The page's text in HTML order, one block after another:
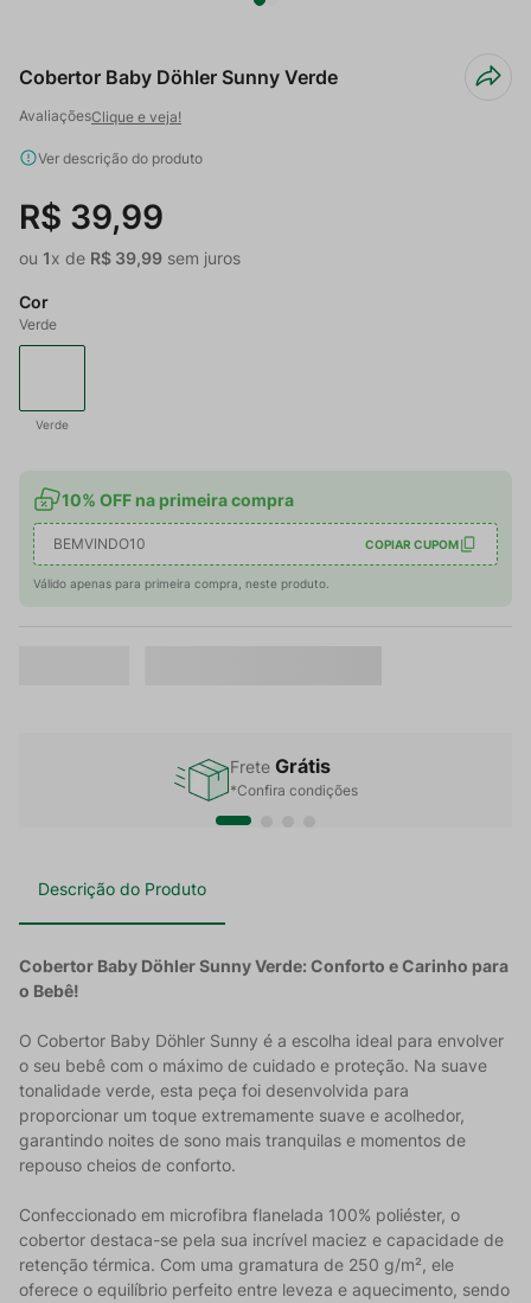
Cobertor Baby Döhler Sunny Verde
Clique e veja!
Ver descrição do produto
R$ 39,99
ou 1x de R$ 39,99 sem juros
Cor
Verde
Verde
10% OFF na primeira compra
BEMVINDO10 COPIAR CUPOM
Válido apenas para primeira compra, neste produto.
Frete Grátis
*Confira condições
Descrição do Produto
Cobertor Baby Döhler Sunny Verde: Conforto e Carinho para
o Bebê!
O Cobertor Baby Döhler Sunny é a escolha ideal para envolver
o seu bebê com o máximo de cuidado e proteção. Na suave
tonalidade verde, esta peça foi desenvolvida para
proporcionar um toque extremamente suave e acolhedor,
garantindo noites de sono mais tranquilas e momentos de
repouso cheios de conforto.
Confeccionado em microfibra flanelada 100% poliéster, o
cobertor destaca-se pela sua incrível maciez e capacidade de
retenção térmica. Com uma gramatura de 250 g/m², ele
oferece o equilíbrio perfeito entre leveza e aquecimento, sendo